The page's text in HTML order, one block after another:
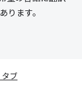
ります。
タブ